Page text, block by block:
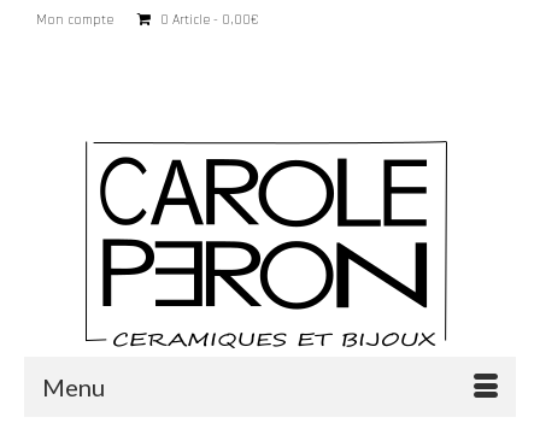
Mon compte 0 Article 0,00€
Menu